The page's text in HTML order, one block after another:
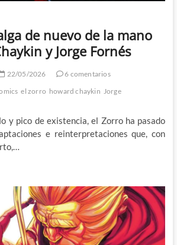
de nuevo de la mano
y Jorge Fornés
22/05/2026
6 comentarios
el zorro howard chaykin Jorge
y pico de existencia, el Zorro ha pasado
e reinterpretaciones que, con